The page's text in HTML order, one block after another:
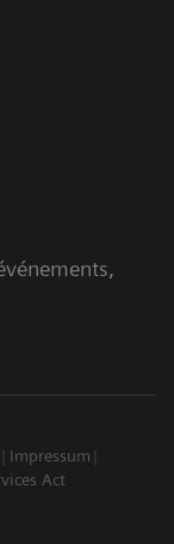
Impressum
Act